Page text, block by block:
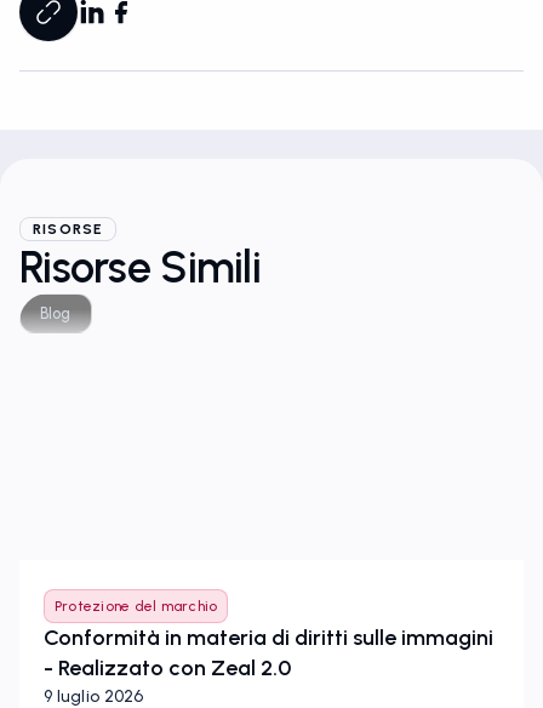
RISORSE
Risorse Simili
Blog
Protezione del marchio
Conformità in materia di diritti sulle immagini
- Realizzato con Zeal 2.0
9 luglio 2026